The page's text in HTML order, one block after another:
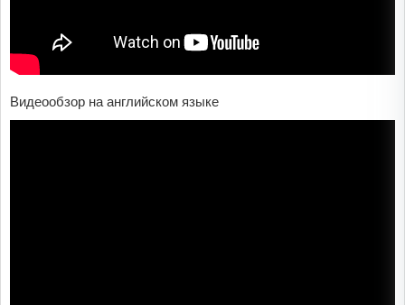
Видеообзор на английском языке